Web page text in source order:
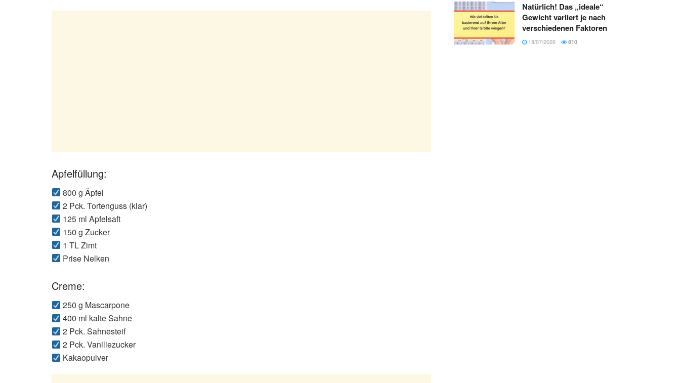
Apfelfüllung:
800 g Äpfel
2 Pck. Tortenguss (klar)
125 ml Apfelsaft
150 g Zucker
1 TL Zimt
Prise Nelken
Creme:
250 g Mascarpone
400 ml kalte Sahne
2 Pck. Sahnesteif
2 Pck. Vanillezucker
Kakaopulver
Natürlich! Das „ideale“
Gewicht variiert je nach
verschiedenen Faktoren
18/07/2026 810